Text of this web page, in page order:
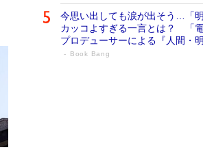
今思い出しても涙が出そう…「
カッコよすぎる一言とは？ 「
プロデューサーによる『人間・
Book Bang